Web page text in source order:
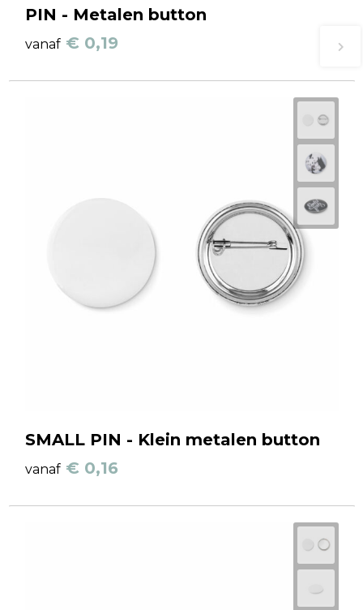
PIN - Metalen button
vanaf € 0,19
SMALL PIN - Klein metalen button
vanaf € 0,16